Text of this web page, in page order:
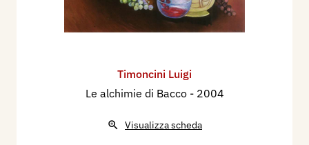
Timoncini Luigi
Le alchimie di Bacco - 2004
Visualizza scheda